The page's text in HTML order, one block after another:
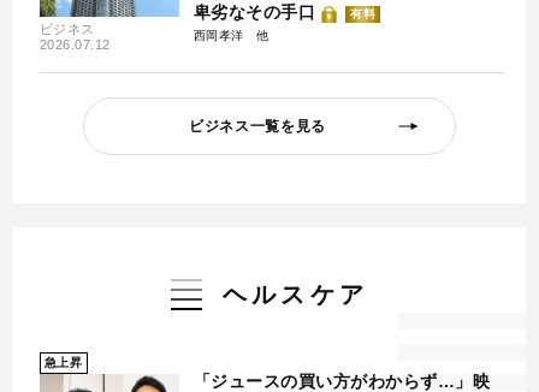
ビジネス
2026.07.12
卑劣なその手口
有料
西岡孝洋
ビジネス一覧を見る
ヘルスケア
急上昇
「ジュースの買い方がわからず…」映